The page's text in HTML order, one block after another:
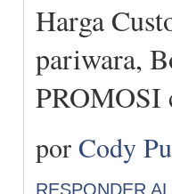
Harga
pariwara,
PROMOSI
por Cody
RESPONDER